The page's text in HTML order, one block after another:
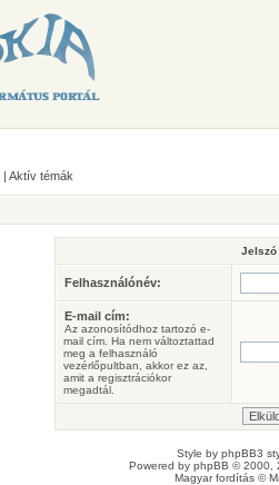
| Aktív témák
Jelszó
Felhasználónév:
E-mail cím:
Az azonosítódhoz tartozó e-
mail cím. Ha nem változtattad
meg a felhasználó
vezérlőpultban, akkor ez az,
amit a regisztrációkor
megadtál.
Style by phpBB3
Powered by phpBB © 2000,
Magyar fordítás ©